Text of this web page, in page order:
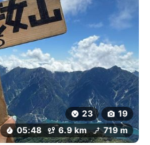
23
19
05:48
6.9 km 719 m